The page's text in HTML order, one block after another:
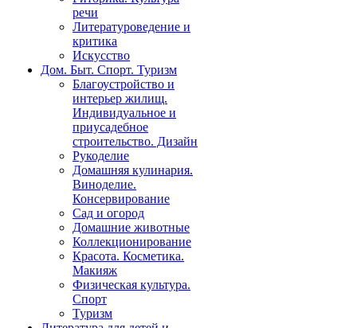
речи
Литературоведение и
критика
Искусство
Дом. Быт. Спорт. Туризм
Благоустройство и
интерьер жилищ.
Индивидуальное и
приусадебное
строительство. Дизайн
Рукоделие
Домашняя кулинария.
Виноделие.
Консервирование
Сад и огород
Домашние животные
Коллекционирование
Красота. Косметика.
Макияж
Физическая культура.
Спорт
Туризм